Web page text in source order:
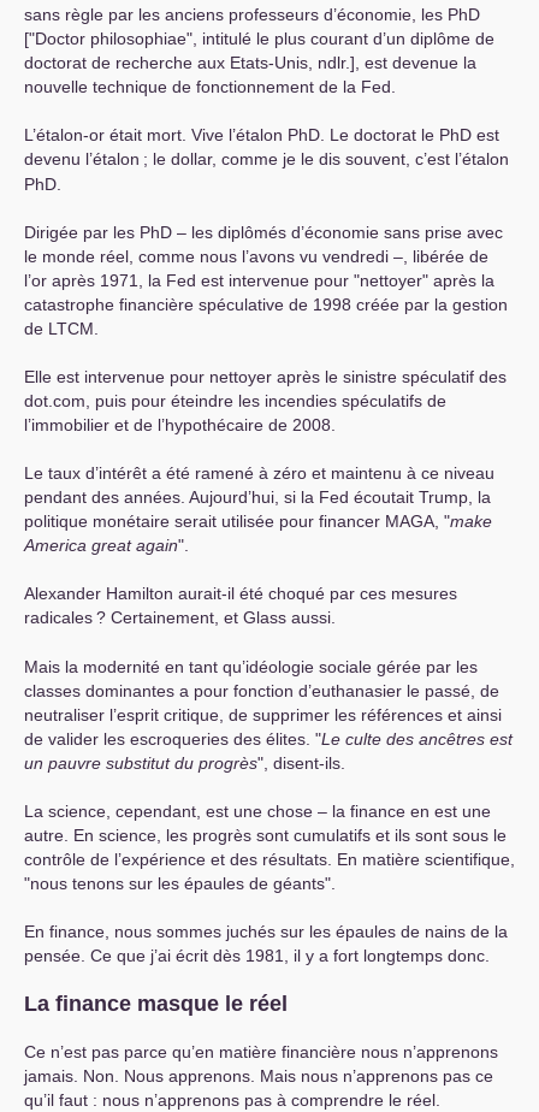
sans règle par les anciens professeurs d’économie, les PhD
["Doctor philosophiae", intitulé le plus courant d’un diplôme de
doctorat de recherche aux Etats-Unis, ndlr.], est devenue la
nouvelle technique de fonctionnement de la Fed.
L’étalon-or était mort. Vive l’étalon PhD. Le doctorat le PhD est
devenu l’étalon ; le dollar, comme je le dis souvent, c’est l’étalon
PhD.
Dirigée par les PhD – les diplômés d’économie sans prise avec
le monde réel, comme nous l’avons vu vendredi –, libérée de
l’or après 1971, la Fed est intervenue pour "nettoyer" après la
catastrophe financière spéculative de 1998 créée par la gestion
de LTCM.
Elle est intervenue pour nettoyer après le sinistre spéculatif des
dot.com, puis pour éteindre les incendies spéculatifs de
l’immobilier et de l’hypothécaire de 2008.
Le taux d’intérêt a été ramené à zéro et maintenu à ce niveau
pendant des années. Aujourd’hui, si la Fed écoutait Trump, la
politique monétaire serait utilisée pour financer MAGA, "make
America great again".
Alexander Hamilton aurait-il été choqué par ces mesures
radicales? Certainement, et Glass aussi.
Mais la modernité en tant qu’idéologie sociale gérée par les
classes dominantes a pour fonction d’euthanasier le passé, de
neutraliser l’esprit critique, de supprimer les références et ainsi
de valider les escroqueries des élites. "Le culte des ancêtres est
un pauvre substitut du progrès", disent-ils.
La science, cependant, est une chose – la finance en est une
autre. En science, les progrès sont cumulatifs et ils sont sous le
contrôle de l’expérience et des résultats. En matière scientifique,
"nous tenons sur les épaules de géants".
En finance, nous sommes juchés sur les épaules de nains de la
pensée. Ce que j’ai écrit dès 1981, il y a fort longtemps donc.
La finance masque le réel
Ce n’est pas parce qu’en matière financière nous n’apprenons
jamais. Non. Nous apprenons. Mais nous n’apprenons pas ce
qu’il faut : nous n’apprenons pas à comprendre le réel.